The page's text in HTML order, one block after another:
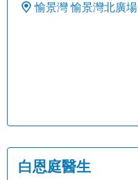
愉景灣 愉景灣北廣場
白恩庭醫生